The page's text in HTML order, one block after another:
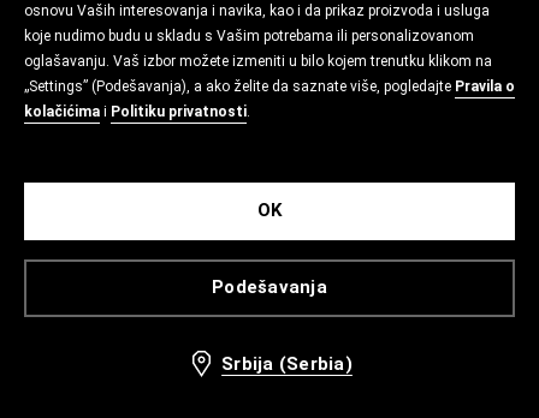
osnovu Vaših interesovanja i navika, kao i da prikaz proizvoda i usluga
koje nudimo budu u skladu s Vašim potrebama ili personalizovanom
oglašavanju. Vaš izbor možete izmeniti u bilo kojem trenutku klikom na
„Settings” (Podešavanja), a ako želite da saznate više, pogledajte Pravila o
kolačićima i Politiku privatnosti.
Podešavanja
OK
Srbija (Serbia)